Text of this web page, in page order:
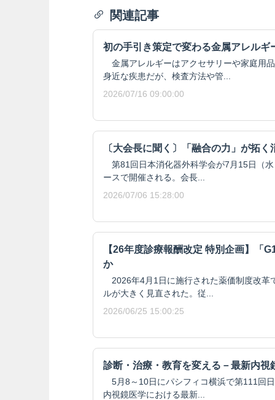
関連記事
初の手引き策定で変わる金属アレルギ
金属アレルギーはアクセサリーや家庭用
身近な疾患だが、検査方法や管...
2026/07/16 09:00:00
〔大会長に聞く〕「融合の力」が拓く
第81回日本消化器外科学会が7月15日（
ースで開催される。会長...
2026/07/06 15:28:00
【26年度診療報酬改定 特別企画】「
か
2026年4月1日に施行された薬価制度改革
ルが大きく見直された。従...
2026/06/25 15:00:25
診断・治療・教育を変える－最新内視
5月8～10日にパシフィコ横浜で第111回
内視鏡医学における最新...